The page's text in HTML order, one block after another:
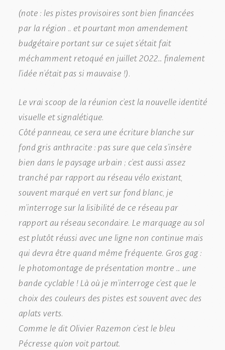
(note : les pistes provisoires sont bien financées
par la région .. et pourtant mon amendement
budgétaire portant sur ce sujet s’était fait
méchamment retoqué en juillet 2022… finalement
l’idée n’était pas si mauvaise !).
Le vrai scoop de la réunion c’est la nouvelle identité
visuelle et signalétique.
Côté panneau, ce sera une écriture blanche sur
fond gris anthracite : pas sure que cela s’insère
bien dans le paysage urbain ; c’est aussi assez
tranché par rapport au réseau vélo existant,
souvent marqué en vert sur fond blanc, je
m’interroge sur la lisibilité de ce réseau par
rapport au réseau secondaire. Le marquage au sol
est plutôt réussi avec une ligne non continue mais
qui devra être quand même fréquente. Gros gag :
le photomontage de présentation montre … une
bande cyclable ! Là où je m’interroge c’est que le
choix des couleurs des pistes est souvent avec des
aplats verts.
Comme le dit Olivier Razemon c’est le bleu
Pécresse qu’on voit partout.